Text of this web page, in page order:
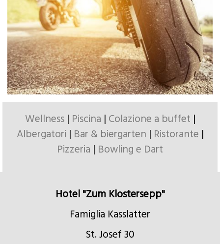
Wellness | Piscina | Colazione a buffet |
Albergatori | Bar & biergarten | Ristorante |
Pizzeria | Bowling e Dart
Hotel "Zum Klostersepp"
Famiglia Kasslatter
St. Josef 30